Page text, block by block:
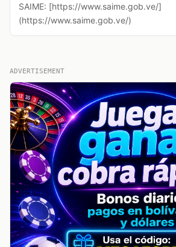
SAIME: [https://www.saime.gob.ve/]
(https://www.saime.gob.ve/)
ADVERTISEMENT